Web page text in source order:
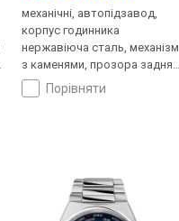
механічні, автопідзавод,
корпус годинника
нержавіюча сталь, механізм
з каменями, прозора задня
кришка, світовий час,
ремінець: ремінець
порівняти